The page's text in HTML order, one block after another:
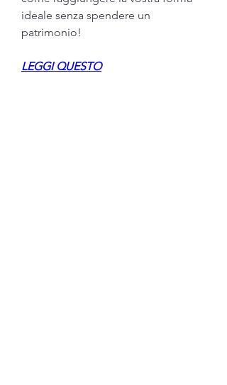
ideale senza spendere un
patrimonio!
LEGGI QUESTO